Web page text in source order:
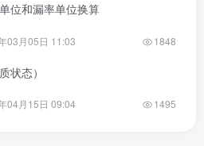
位和漏率单位换算
03月05日 11:03 1848
状态）
04月15日 09:04 1495